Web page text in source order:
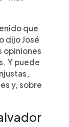
que
dijo José
opiniones
Y puede
y, sobre